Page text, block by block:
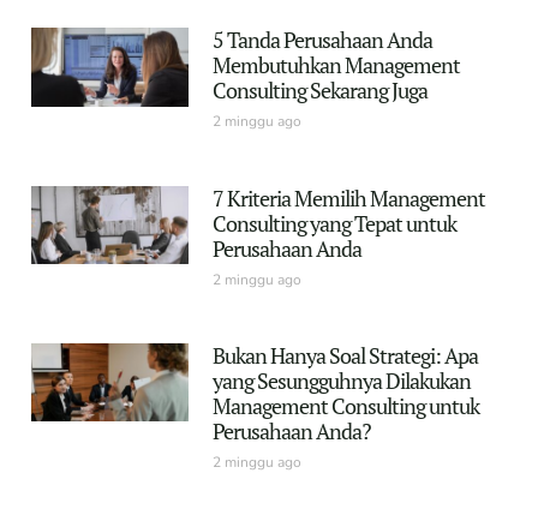
5 Tanda Perusahaan Anda
Membutuhkan Management
Consulting Sekarang Juga
2 minggu ago
7 Kriteria Memilih Management
Consulting yang Tepat untuk
Perusahaan Anda
2 minggu ago
Bukan Hanya Soal Strategi: Apa
yang Sesungguhnya Dilakukan
Management Consulting untuk
Perusahaan Anda?
2 minggu ago